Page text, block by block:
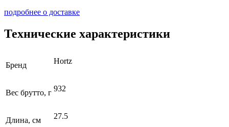
подробнее о доставке
Технические характеристики
Бренд Hortz
Вес брутто, г 932
Длина, см 27.5